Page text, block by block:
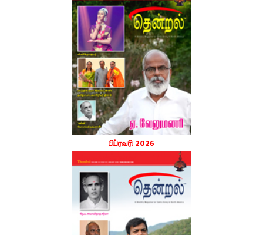
பிப்ரவரி 2026